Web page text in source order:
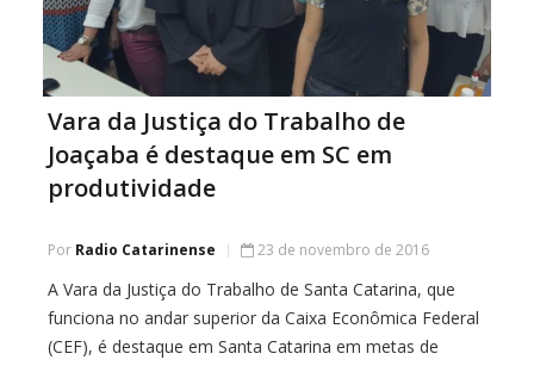
Vara da Justiça do Trabalho de
Joaçaba é destaque em SC em
produtividade
Por Radio Catarinense 23 de novembro de 2016
A Vara da Justiça do Trabalho de Santa Catarina, que
funciona no andar superior da Caixa Econômica Federal
(CEF), é destaque em Santa Catarina em metas de